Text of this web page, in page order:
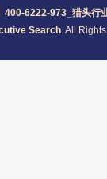
400-6222-973_ 猎头行
Search. All